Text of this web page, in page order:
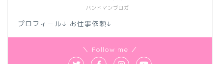
バンドマンブロガー
プロフィール↓ お仕事依頼↓
＼ Follow me ／